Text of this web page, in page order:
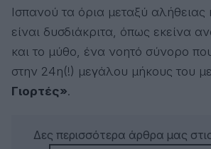
Ισπανού τα όρια μεταξύ αλήθειας
είναι δυσδιάκριτα, όπως εκείνα
και το μύθο, ένα νοητό σύνορο
στην 24η(!) μεγάλου μήκους του με
Γιορτές».
Δες περισσότερα άρθρα μας